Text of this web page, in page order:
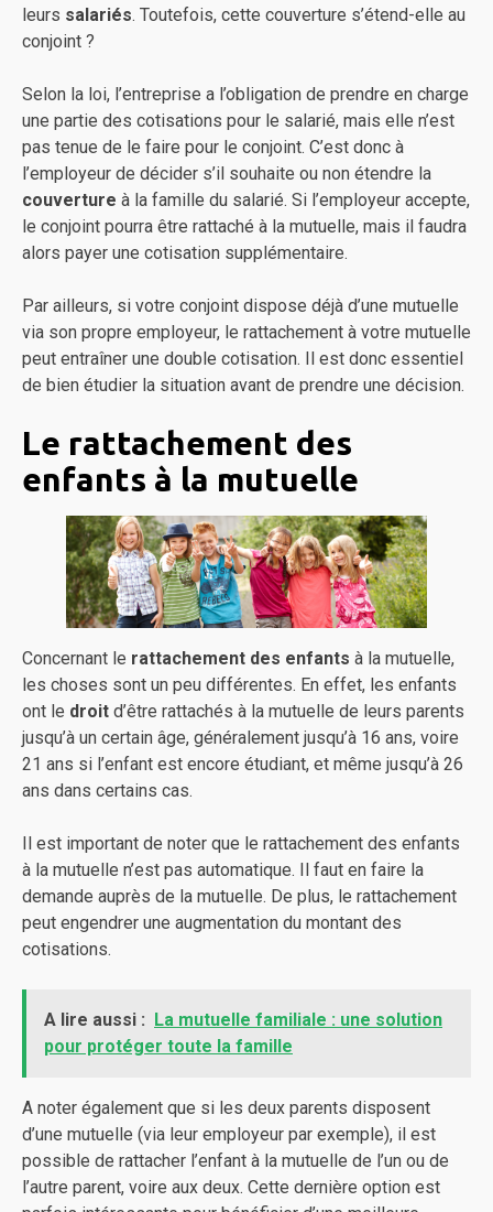
leurs salariés. Toutefois, cette couverture s’étend-elle au
conjoint ?
Selon la loi, l’entreprise a l’obligation de prendre en charge
une partie des cotisations pour le salarié, mais elle n’est
pas tenue de le faire pour le conjoint. C’est donc à
l’employeur de décider s’il souhaite ou non étendre la
couverture à la famille du salarié. Si l’employeur accepte,
le conjoint pourra être rattaché à la mutuelle, mais il faudra
alors payer une cotisation supplémentaire.
Par ailleurs, si votre conjoint dispose déjà d’une mutuelle
via son propre employeur, le rattachement à votre mutuelle
peut entraîner une double cotisation. Il est donc essentiel
de bien étudier la situation avant de prendre une décision.
Le rattachement des
enfants à la mutuelle
Concernant le rattachement des enfants à la mutuelle,
les choses sont un peu différentes. En effet, les enfants
ont le droit d’être rattachés à la mutuelle de leurs parents
jusqu’à un certain âge, généralement jusqu’à 16 ans, voire
21 ans si l’enfant est encore étudiant, et même jusqu’à 26
ans dans certains cas.
Il est important de noter que le rattachement des enfants
à la mutuelle n’est pas automatique. Il faut en faire la
demande auprès de la mutuelle. De plus, le rattachement
peut engendrer une augmentation du montant des
cotisations.
A lire aussi :
La mutuelle familiale : une solution
pour protéger toute la famille
A noter également que si les deux parents disposent
d’une mutuelle (via leur employeur par exemple), il est
possible de rattacher l’enfant à la mutuelle de l’un ou de
l’autre parent, voire aux deux. Cette dernière option est